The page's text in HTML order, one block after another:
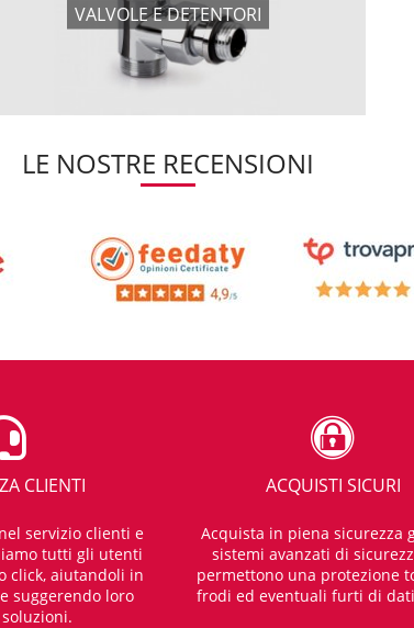
VALVOLE E DETENTORI
LE NOSTRE RECENSIONI
CLIENTI
servizio clienti e
tutti gli utenti
click, aiutandoli in
suggerendo loro
ACQUISTI SICURI
Acquista in piena sicurezza
sistemi avanzati di
permettono una protezione
frodi ed eventuali furti di